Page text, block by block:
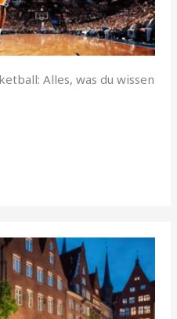
Alles, was du wissen